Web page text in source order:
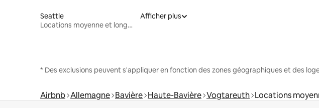
Seattle
Locations moyenne et longue durée
Afficher plus
* Des exclusions peuvent s'appliquer en fonction des zones géographiques et des
Airbnb Allemagne Bavière Haute-Bavière Vogtareuth Locations